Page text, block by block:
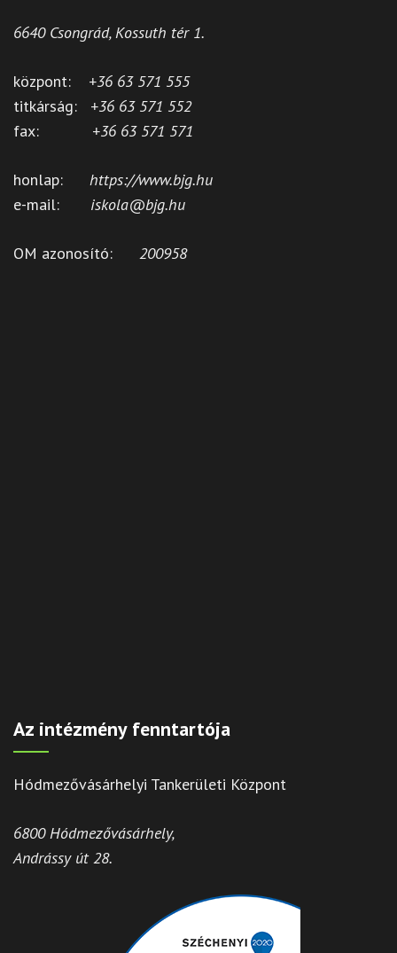
6640 Csongrád, Kossuth tér 1.
központ: +36 63 571 555
titkárság: +36 63 571 552
fax: +36 63 571 571
honlap: https://www.bjg.hu
e-mail: iskola@bjg.hu
OM azonosító: 200958
Az intézmény fenntartója
Hódmezővásárhelyi Tankerületi Központ
6800 Hódmezővásárhely,
Andrássy út 28.